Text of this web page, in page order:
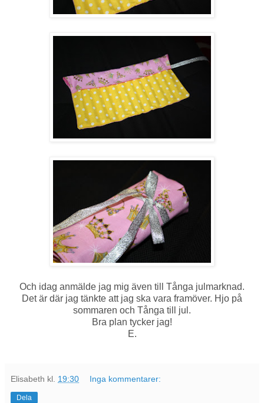
Och idag anmälde jag mig även till Tånga julmarknad.
Det är där jag tänkte att jag ska vara framöver. Hjo på
sommaren och Tånga till jul.
Bra plan tycker jag!
E.
Elisabeth kl. 19:30 Inga kommentarer:
Dela